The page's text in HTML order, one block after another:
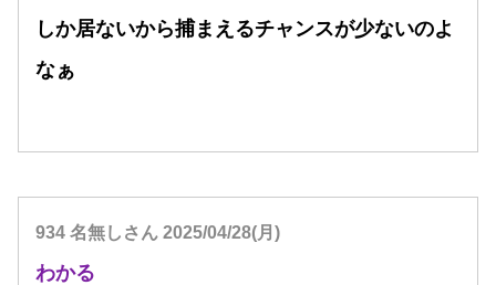
しか居ないから捕まえるチャンスが少ないのよ
なぁ
934 名無しさん 2025/04/28(月)
わかる